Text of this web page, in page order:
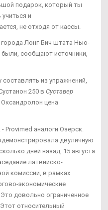
подарок, который ты
и
не отходя от кассы.
Лонг-Бич штата Нью-
сообщают источники,
из упражнений,
250 в Суставер
цена
Provimed аналоги Озерск.
двуличную
дней назад, 15 августа
латвийско-
комиссии, в рамках
экономические
довольно ограниченное
относительный